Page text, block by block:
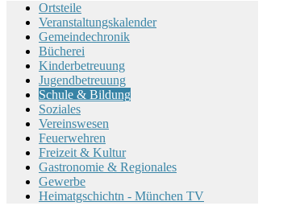
Ortsteile
Veranstaltungskalender
Gemeindechronik
Bücherei
Kinderbetreuung
Jugendbetreuung
Schule & Bildung
Soziales
Vereinswesen
Feuerwehren
Freizeit & Kultur
Gastronomie & Regionales
Gewerbe
Heimatgschichtn - München TV